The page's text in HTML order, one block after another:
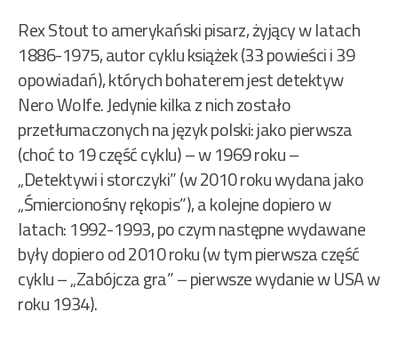
Rex Stout to amerykański pisarz, żyjący w latach
1886-1975, autor cyklu książek (33 powieści i 39
opowiadań), których bohaterem jest detektyw
Nero Wolfe. Jedynie kilka z nich zostało
przetłumaczonych na język polski: jako pierwsza
(choć to 19 część cyklu) – w 1969 roku –
„Detektywi i storczyki” (w 2010 roku wydana jako
„Śmiercionośny rękopis”), a kolejne dopiero w
latach: 1992-1993, po czym następne wydawane
były dopiero od 2010 roku (w tym pierwsza część
cyklu – „Zabójcza gra” – pierwsze wydanie w USA w
roku 1934).